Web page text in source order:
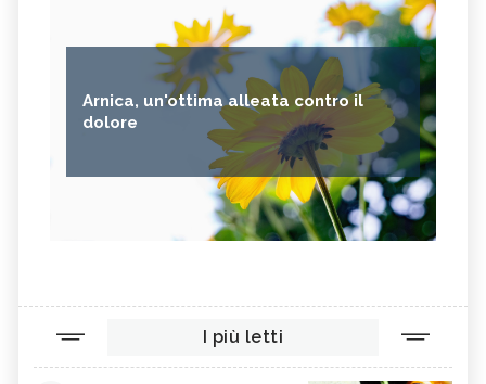
Arnica, un'ottima alleata contro il
dolore
I più letti